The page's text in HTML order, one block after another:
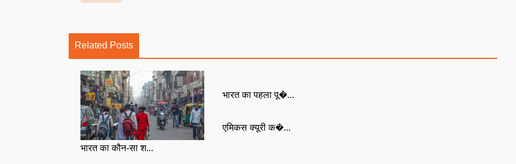
Related Posts
भारत का कौन-सा श...
भारत का पहला पू�...
एमिकस क्यूरी क�...